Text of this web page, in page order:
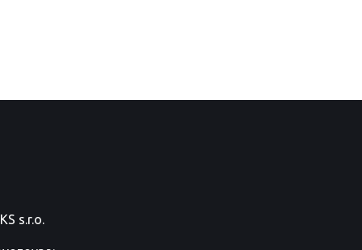
s.r.o.